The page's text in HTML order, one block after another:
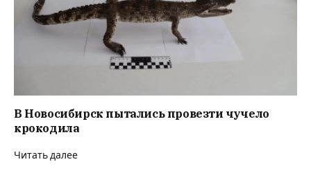
В Новосибирск пытались провезти чучело
крокодила
Читать далее